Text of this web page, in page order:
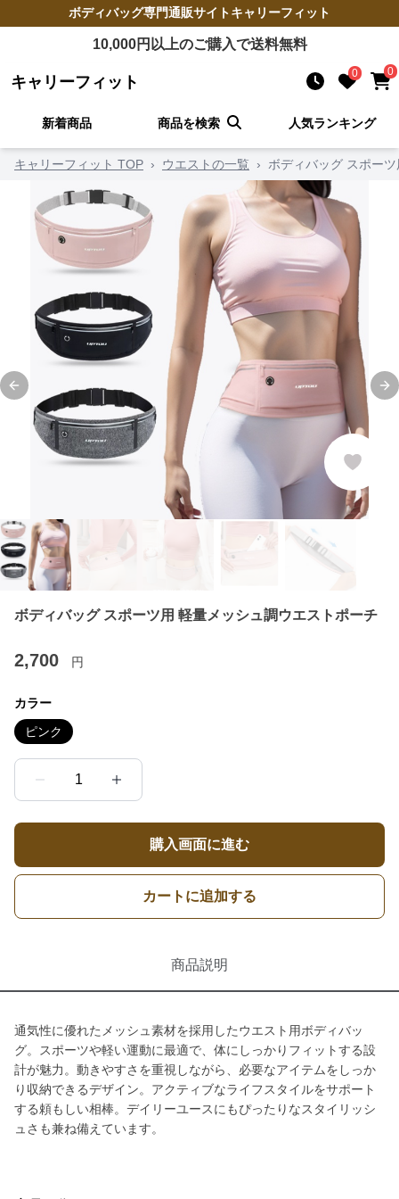
ボディバッグ専門通販サイトキャリーフィット
10,000円以上のご購入で送料無料
キャリーフィット 0 0
新着商品 商品を検索 人気ランキング
キャリーフィット TOP › ウエストの一覧 › ボディバッグ スポー
Previous slide
ボディバッグ スポーツ用 軽量メッシュ調ウエストポーチ
2,700 円
カラー
ピンク
1
購入画面に進む
カートに追加する
商品説明
通気性に優れたメッシュ素材を採用したウエスト用ボディバッ
グ。スポーツや軽い運動に最適で、体にしっかりフィットする設
計が魅力。動きやすさを重視しながら、必要なアイテムをしっか
り収納できるデザイン。アクティブなライフスタイルをサポート
する頼もしい相棒。デイリーユースにもぴったりなスタイリッシ
ュさも兼ね備えています。